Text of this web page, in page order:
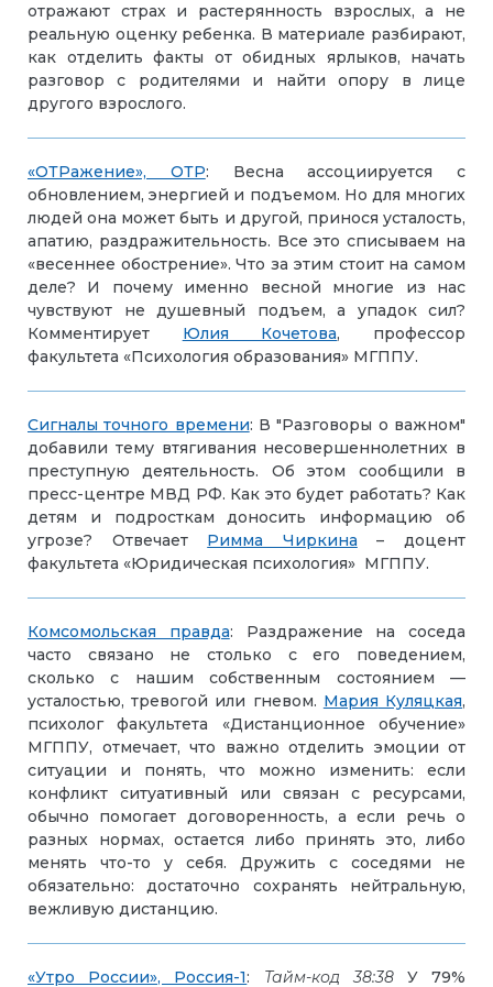
отражают страх и растерянность взрослых, а не
реальную оценку ребенка. В материале разбирают,
как отделить факты от обидных ярлыков, начать
разговор с родителями и найти опору в лице
другого взрослого.
«ОТРажение», ОТР: Весна ассоциируется с
обновлением, энергией и подъемом. Но для многих
людей она может быть и другой, принося усталость,
апатию, раздражительность. Все это списываем на
«весеннее обострение». Что за этим стоит на самом
деле? И почему именно весной многие из нас
чувствуют не душевный подъем, а упадок сил?
Комментирует Юлия Кочетова, профессор
факультета «Психология образования» МГППУ.
Сигналы точного времени: В "Разговоры о важном"
добавили тему втягивания несовершеннолетних в
преступную деятельность. Об этом сообщили в
пресс-центре МВД РФ. Как это будет работать? Как
детям и подросткам доносить информацию об
угрозе? Отвечает Римма Чиркина – доцент
факультета «Юридическая психология» МГППУ.
Комсомольская правда: Раздражение на соседа
часто связано не столько с его поведением,
сколько с нашим собственным состоянием —
усталостью, тревогой или гневом. Мария Куляцкая,
психолог факультета «Дистанционное обучение»
МГППУ, отмечает, что важно отделить эмоции от
ситуации и понять, что можно изменить: если
конфликт ситуативный или связан с ресурсами,
обычно помогает договоренность, а если речь о
разных нормах, остается либо принять это, либо
менять что-то у себя. Дружить с соседями не
обязательно: достаточно сохранять нейтральную,
вежливую дистанцию.
«Утро России», Россия-1: Тайм-код 38:38У 79%